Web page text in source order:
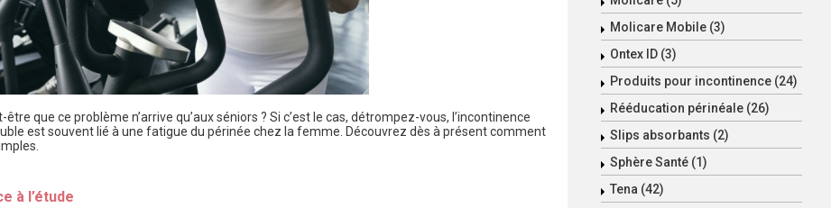
Molicare Mobile (3)
Ontex ID (3)
Produits pour incontinence (24)
Rééducation périnéale (26)
Slips absorbants (2)
Sphère Santé (1)
Tena (42)
que ce problème n’arrive qu’aux séniors ? Si c’est le cas, détrompez-vous, l’incontinence
est souvent lié à une fatigue du périnée chez la femme. Découvrez dès à présent comment
à l’étude